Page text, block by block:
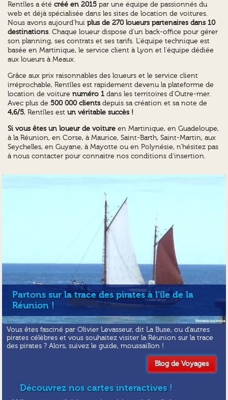
Rentîles a étécréé en 2015 par une équipe de passionnés du
web et déjà spécialisée dans les sites de location de voitures.
Nous avons aujourd'huiplus de 270 loueurs partenaires dans 10
destinations. Chaque loueur dispose d'un back-office pour gérer
son planning, ses contrats et ses tarifs. L'équipe technique est
basée en Martinique, le service client à Lyon et l'équipe dédiée
aux loueurs à Meaux.
Grâce aux prix raisonnables des loueurs et le service client
irréprochable, Rentîles est rapidement devenu la plateforme de
location de voiturenuméro 1 dans les territoires d'Outre-mer.
Avec plus de500 000 clients depuis sa création et sa note de
4,6/5, Rentîles estun véritable succès !
Si vous êtes un loueur de voiture en Martinique, en Guadeloupe,
à la Réunion, en Corse, à Maurice, Saint-Barth, Saint-Martin, aux
Seychelles, en Guyane, à Mayotte ou en Polynésie, n'hésitez pas
à nous contacter pour connaitre nos conditions d'insertion.
Partons sur la trace des pirates à l’île de la
Réunion !
Vous êtes fasciné par Olivier Levasseur, dit La Buse, ou d’autres
pirates célèbres et vous souhaitez visiter la Réunion sur la trace
des pirates ? Alors, suivez le guide, moussaillon !
Blog de Voyages
Découvrez nos cartes interactives !